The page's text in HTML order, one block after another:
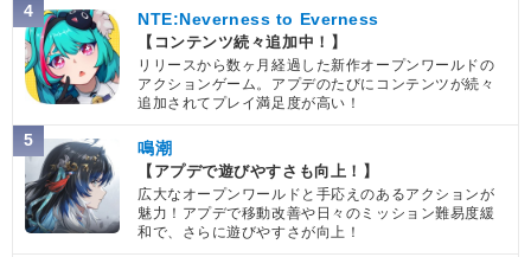
4 NTE:Neverness to Everness
【コンテンツ続々追加中！】
リリースから数ヶ月経過した新作オープンワールドの
アクションゲーム。アプデのたびにコンテンツが続々
追加されてプレイ満足度が高い！
5 鳴潮
【アプデで遊びやすさも向上！】
広大なオープンワールドと手応えのあるアクションが
魅力！アプデで移動改善や日々のミッション難易度緩
和で、さらに遊びやすさが向上！